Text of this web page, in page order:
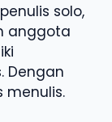
solo,
anggota
Dengan
menulis.